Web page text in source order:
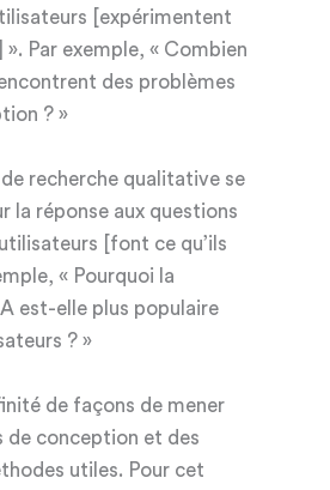
[expérimentent
». Par exemple, « Combien
des problèmes
? »
recherche qualitative se
la réponse aux questions
[font ce qu’ils
« Pourquoi la
est-elle plus populaire
? »
de façons de mener
de conception et des
utiles. Pour cet